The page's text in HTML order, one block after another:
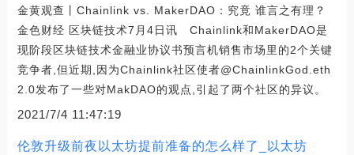
金黄观查丨Chainlink vs. MakerDAO：究竟 谁言之有理？
金色财经 区块链技术7月4日讯 Chainlink和MakerDAO是
现阶段区块链技术金融业协议书预言机销售市场里的2个关键
竞争者,但近期,因为Chainlink社区使者@ChainlinkGod.eth
2.0发布了一些对MakDAO的观点,引起了两个社区的异议。
2021/7/4 11:47:19
伦敦升级前夜以太坊提前准备的怎么样了_以太坊